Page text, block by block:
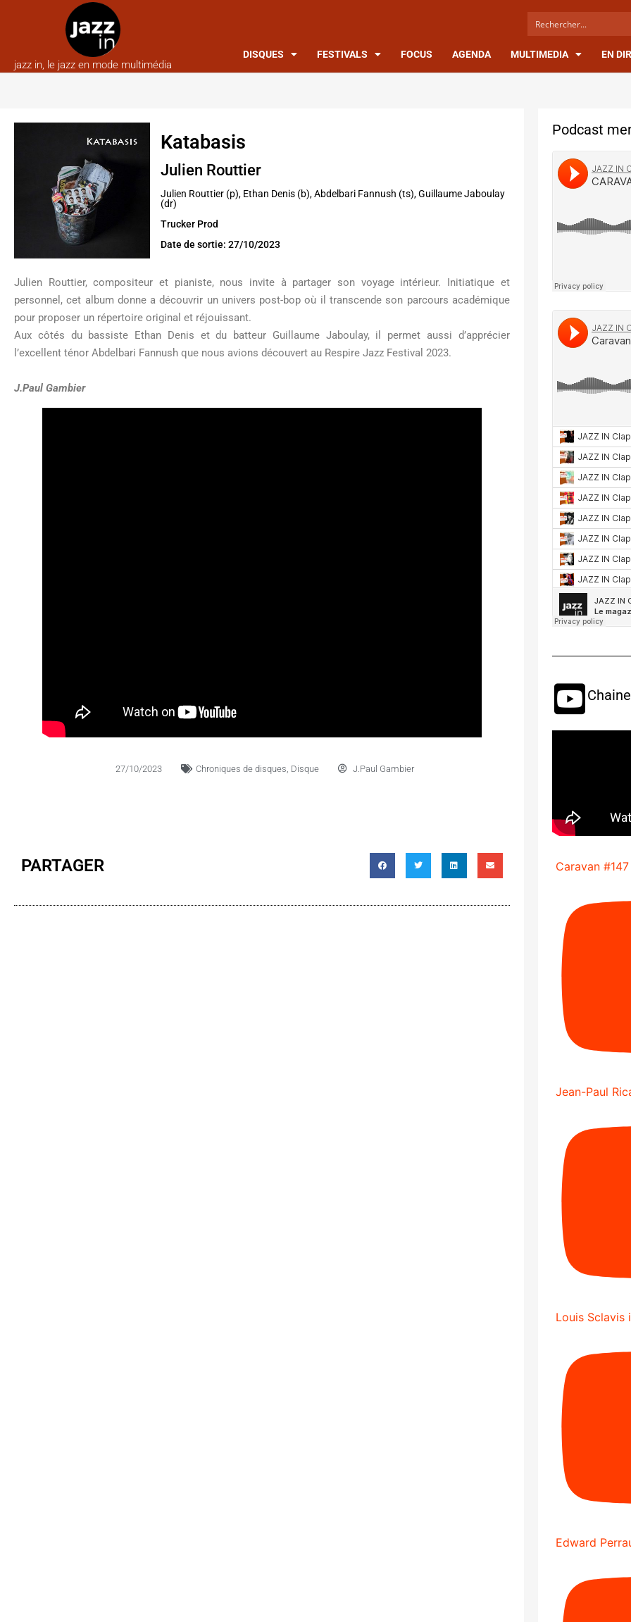
jazz in, le jazz en mode multimédia
DISQUES FESTIVALS FOCUS AGENDA MULTIMEDIA EN
Katabasis
Julien Routtier
Julien Routtier (p), Ethan Denis (b), Abdelbari Fannush (ts), Guillaume Jaboulay
(dr)
Trucker Prod
Date de sortie: 27/10/2023
Julien Routtier, compositeur et pianiste, nous invite à partager son voyage intérieur. Initiatique et
personnel, cet album donne a découvrir un univers post-bop où il transcende son parcours académique
pour proposer un répertoire original et réjouissant.
Aux côtés du bassiste Ethan Denis et du batteur Guillaume Jaboulay, il permet aussi d’apprécier
l’excellent ténor Abdelbari Fannush que nous avions découvert au Respire Jazz Festival 2023.
J.Paul Gambier
27/10/2023 Chroniques de disques Disque J.Paul Gambier
PARTAGER
Podcast
Caravan #147
Jean-Paul
Louis Sclavis
Edward